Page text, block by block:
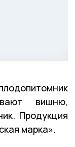
вишню,
Продукция
марка».